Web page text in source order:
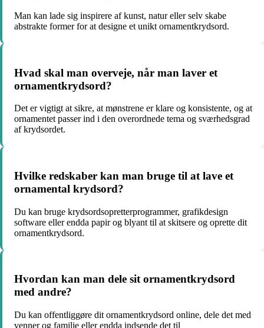
Man kan lade sig inspirere af kunst, natur eller selv skabe
abstrakte former for at designe et unikt ornamentkrydsord.
Hvad skal man overveje, når man laver et
ornamentkrydsord?
Det er vigtigt at sikre, at mønstrene er klare og konsistente, og at
ornamentet passer ind i den overordnede tema og sværhedsgrad
af krydsordet.
Hvilke redskaber kan man bruge til at lave et
ornamental krydsord?
Du kan bruge krydsordsopretterprogrammer, grafikdesign
software eller endda papir og blyant til at skitsere og oprette dit
ornamentkrydsord.
Hvordan kan man dele sit ornamentkrydsord
med andre?
Du kan offentliggøre dit ornamentkrydsord online, dele det med
venner og familie eller endda indsende det til